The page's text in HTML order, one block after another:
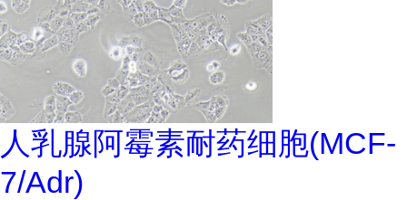
人乳腺阿霉素耐药细胞(MCF-
7/Adr)